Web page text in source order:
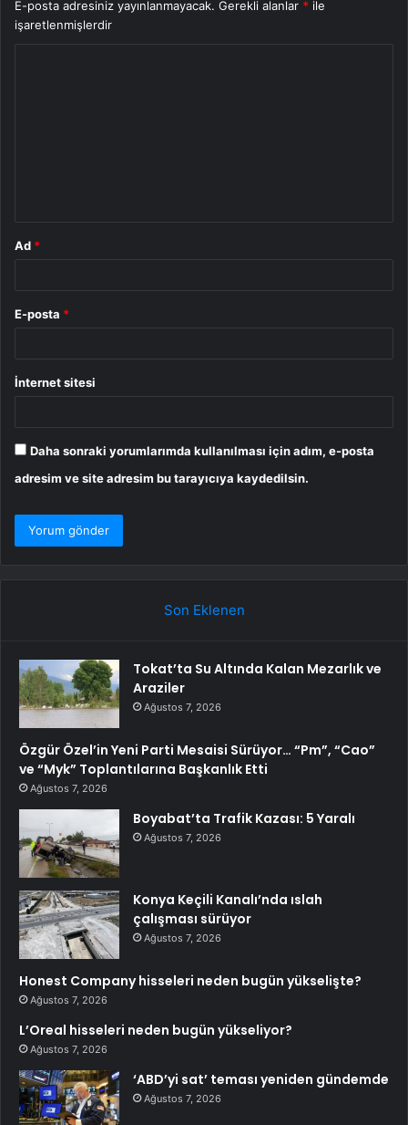
E-posta adresiniz yayınlanmayacak. Gerekli alanlar * ile
işaretlenmişlerdir
Ad *
E-posta *
İnternet sitesi
Daha sonraki yorumlarımda kullanılması için adım, e-posta
adresim ve site adresim bu tarayıcıya kaydedilsin.
Son Eklenen
Tokat’ta Su Altında Kalan Mezarlık ve
Araziler
Ağustos 7, 2026
Özgür Özel’in Yeni Parti Mesaisi Sürüyor… “Pm”, “Cao”
ve “Myk” Toplantılarına Başkanlık Etti
Ağustos 7, 2026
Boyabat’ta Trafik Kazası: 5 Yaralı
Ağustos 7, 2026
Konya Keçili Kanalı’nda ıslah
çalışması sürüyor
Ağustos 7, 2026
Honest Company hisseleri neden bugün yükselişte?
Ağustos 7, 2026
L’Oreal hisseleri neden bugün yükseliyor?
Ağustos 7, 2026
‘ABD’yi sat’ teması yeniden gündemde
Ağustos 7, 2026